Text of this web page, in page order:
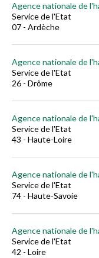
Agence nationale de
Service de l'Etat
07 - Ardèche
Agence nationale de
Service de l'Etat
26 - Drôme
Agence nationale de
Service de l'Etat
43 - Haute-Loire
Agence nationale de
Service de l'Etat
74 - Haute-Savoie
Agence nationale de
Service de l'Etat
42 - Loire